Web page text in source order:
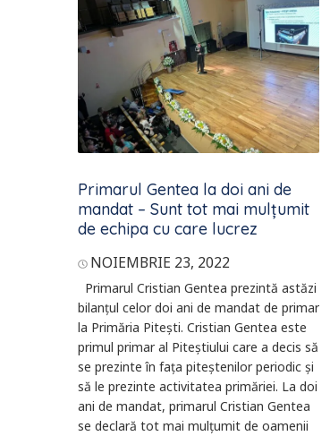
Primarul Gentea la doi ani de
mandat – Sunt tot mai mulțumit
de echipa cu care lucrez
NOIEMBRIE 23, 2022
Primarul Cristian Gentea prezintă astăzi
bilanțul celor doi ani de mandat de primar
la Primăria Pitești. Cristian Gentea este
primul primar al Piteștiului care a decis să
se prezinte în fața piteștenilor periodic și
să le prezinte activitatea primăriei. La doi
ani de mandat, primarul Cristian Gentea
se declară tot mai mulțumit de oamenii